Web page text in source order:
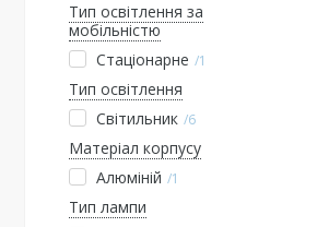
Тип освітлення за
мобільністю
Стаціонарне
1
Тип освітлення
Світильник 6
Матеріал корпусу
Алюміній
1
Тип лампи